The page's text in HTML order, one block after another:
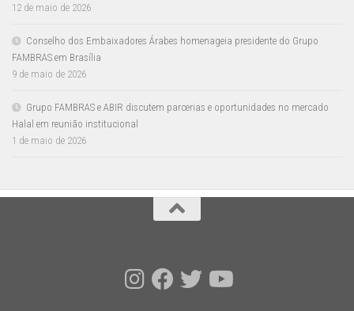
12 de maio de 2026
Conselho dos Embaixadores Árabes homenageia presidente do Grupo
FAMBRAS em Brasília
9 de maio de 2026
Grupo FAMBRAS e ABIR discutem parcerias e oportunidades no mercado
Halal em reunião institucional
1 de maio de 2026